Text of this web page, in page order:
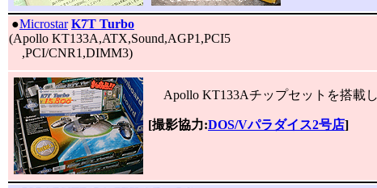
●Microstar K7T Turbo
(Apollo KT133A,ATX,Sound,AGP1,PCI5
,PCI/CNR1,DIMM3)
Apollo KT133Aチップセットを搭載し
[撮影協力:DOS/Vパラダイス2号店]